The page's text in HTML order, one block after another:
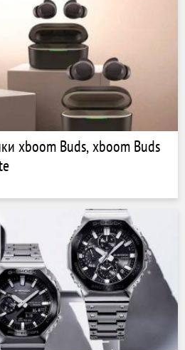
xboom Buds, xboom Buds